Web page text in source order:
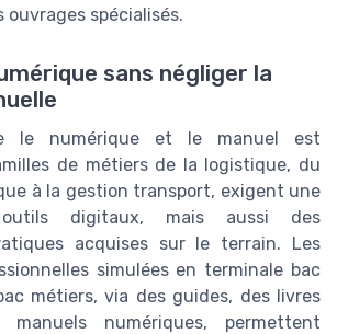
ouvrages spécialisés.
sans négliger la
le numérique et le manuel est
de métiers de la logistique, du
à la gestion transport, exigent une
digitaux, mais aussi des
acquises sur le terrain. Les
simulées en terminale bac
métiers, via des guides, des livres
numériques, permettent